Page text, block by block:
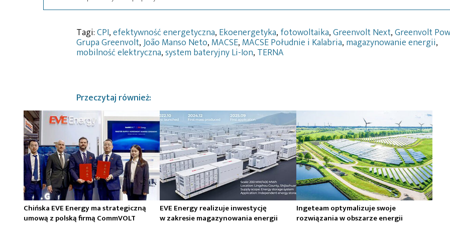
Tagi:CPI,efektywność energetyczna, Ekoenergetyka, fotowoltaika,Greenvolt Next,Greenvolt
Grupa Greenvolt,João Manso Neto, MACSE, MACSE Południe i Kalabria, magazynowanie energii,
mobilność elektryczna,system bateryjny Li-Ion, TERNA
Przeczytaj również:
Chińska EVE Energy ma strategiczną
umową z polską firmą CommVOLT
EVE Energy realizuje inwestycję
w zakresie magazynowania energii
Ingeteam optymalizuje swoje
rozwiązania w obszarze energii